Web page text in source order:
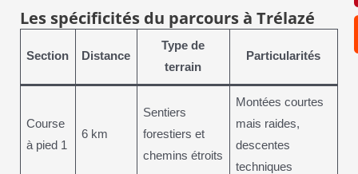
Les spécificités du parcours à Trélazé
Section Distance
Type de
terrain
Particularités
Course
à pied 1
6 km
Sentiers
forestiers et
chemins étroits
Montées courtes
mais raides,
descentes
techniques